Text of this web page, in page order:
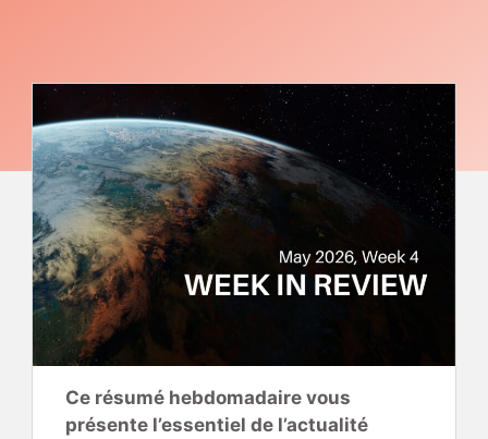
Ce résumé hebdomadaire vous
présente l’essentiel de l’actualité